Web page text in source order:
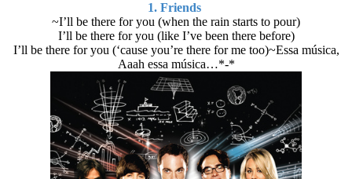
1. Friends
~I’ll be there for you (when the rain starts to pour)
I’ll be there for you (like I’ve been there before)
I’ll be there for you (‘cause you’re there for me too)~Essa música,
Aaah essa música…*-*